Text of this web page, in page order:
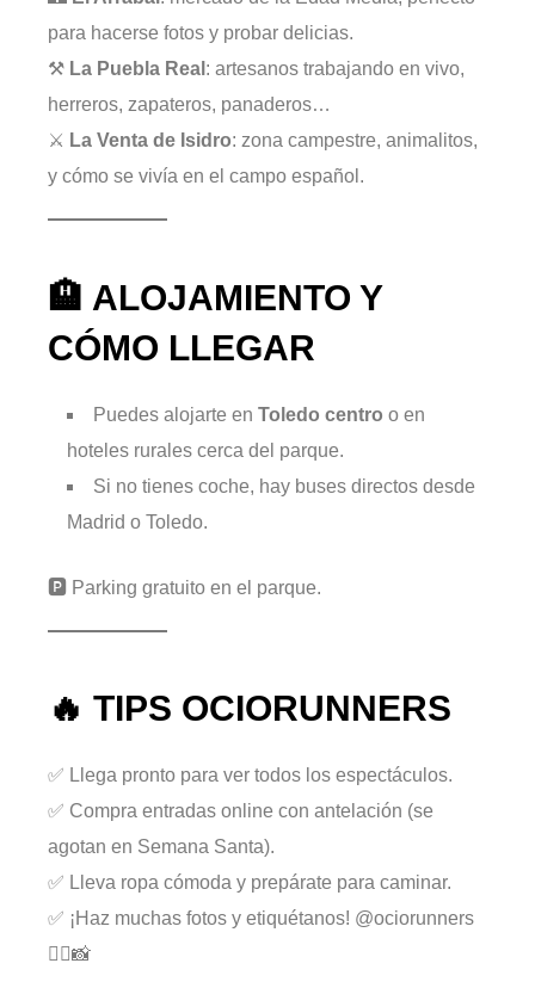
para hacerse fotos y probar delicias.
⚒️ La Puebla Real : artesanos trabajando en vivo,
herreros, zapateros, panaderos…
⚔️ La Venta de Isidro: zona campestre, animalitos,
y cómo se vivía en el campo español.
🏨 ALOJAMIENTO Y
CÓMO LLEGAR
Puedes alojarte en Toledo centro o en
hoteles rurales cerca del parque.
Si no tienes coche, hay buses directos desde
Madrid o Toledo.
🅿️ Parking gratuito en el parque.
🔥 TIPS OCIORUNNERS
✅ Llega pronto para ver todos los espectáculos.
✅ Compra entradas online con antelación (se
agotan en Semana Santa).
✅ Lleva ropa cómoda y prepárate para caminar.
✅ ¡Haz muchas fotos y etiquétanos! @ociorunners
🏃‍♀️📸